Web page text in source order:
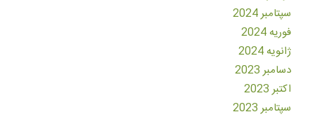
سپتامبر 2024
فوریه 2024
ژانویه 2024
دسامبر 2023
اکتبر 2023
سپتامبر 2023